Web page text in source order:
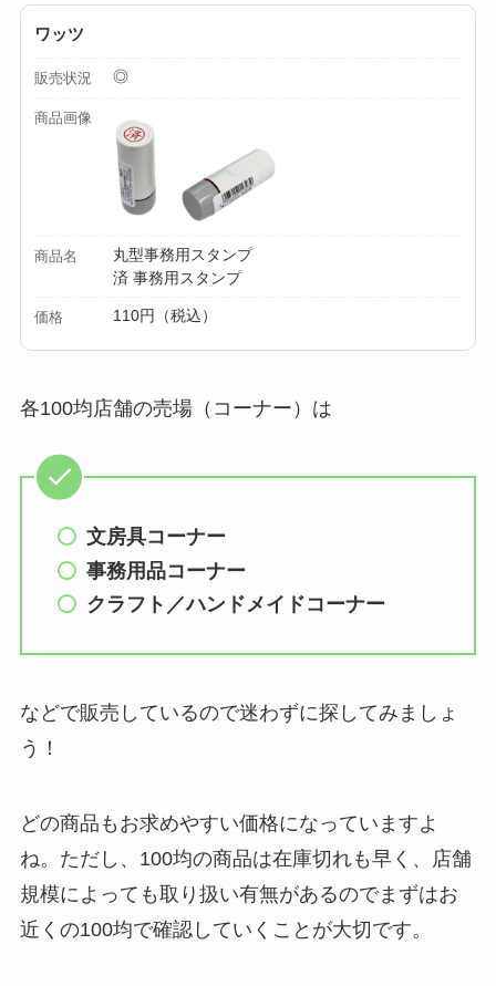
法！
ワッツ
販売状況 ◎
商品画像
商品名
丸型事務用スタンプ
済 事務用スタンプ
価格 110円（税込）
各100均店舗の売場（コーナー）は
文房具コーナー
事務用品コーナー
クラフト／ハンドメイドコーナー
などで販売しているので迷わずに探してみましょ
う！
どの商品もお求めやすい価格になっていますよ
ね。ただし、100均の商品は在庫切れも早く、店舗
規模によっても取り扱い有無があるのでまずはお
近くの100均で確認していくことが大切です。